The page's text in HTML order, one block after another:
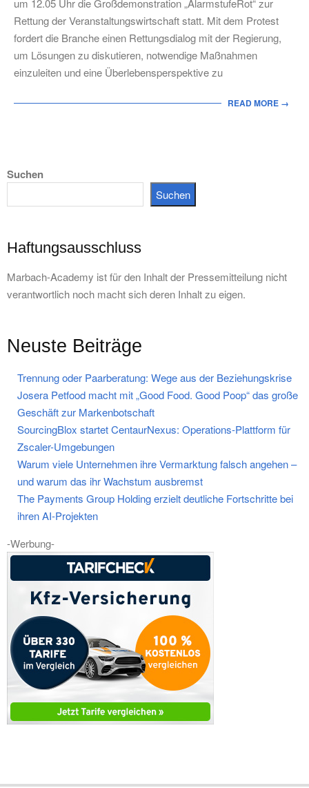
um 12.05 Uhr die Großdemonstration „AlarmstufeRot“ zur
Rettung der Veranstaltungswirtschaft statt. Mit dem Protest
fordert die Branche einen Rettungsdialog mit der Regierung,
um Lösungen zu diskutieren, notwendige Maßnahmen
einzuleiten und eine Überlebensperspektive zu
READ MORE →
Suchen
Suchen
Haftungsausschluss
Marbach-Academy ist für den Inhalt der Pressemitteilung nicht
verantwortlich noch macht sich deren Inhalt zu eigen.
Neuste Beiträge
Trennung oder Paarberatung: Wege aus der Beziehungskrise
Josera Petfood macht mit „Good Food. Good Poop“ das große
Geschäft zur Markenbotschaft
SourcingBlox startet CentaurNexus: Operations-Plattform für
Zscaler-Umgebungen
Warum viele Unternehmen ihre Vermarktung falsch angehen –
und warum das ihr Wachstum ausbremst
The Payments Group Holding erzielt deutliche Fortschritte bei
ihren AI-Projekten
-Werbung-